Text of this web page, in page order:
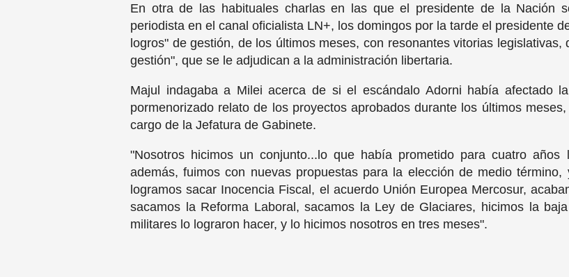
En otra de las habituales charlas en las que el presidente de la Nación
periodista en el canal oficialista LN+, los domingos por la tarde el presidente
logros" de gestión, de los últimos meses, con resonantes vitorias
gestión", que se le adjudican a la administración libertaria.
Majul indagaba a Milei acerca de si el escándalo Adorni había afectado
pormenorizado relato de los proyectos aprobados durante los últimos
cargo de la Jefatura de Gabinete.
"Nosotros hicimos un conjunto...lo que había prometido para cuatro
además, fuimos con nuevas propuestas para la elección de medio
logramos sacar Inocencia Fiscal, el acuerdo Unión Europea Mercosur,
sacamos la Reforma Laboral, sacamos la Ley de Glaciares, hicimos la
militares lo lograron hacer, y lo hicimos nosotros en tres meses".